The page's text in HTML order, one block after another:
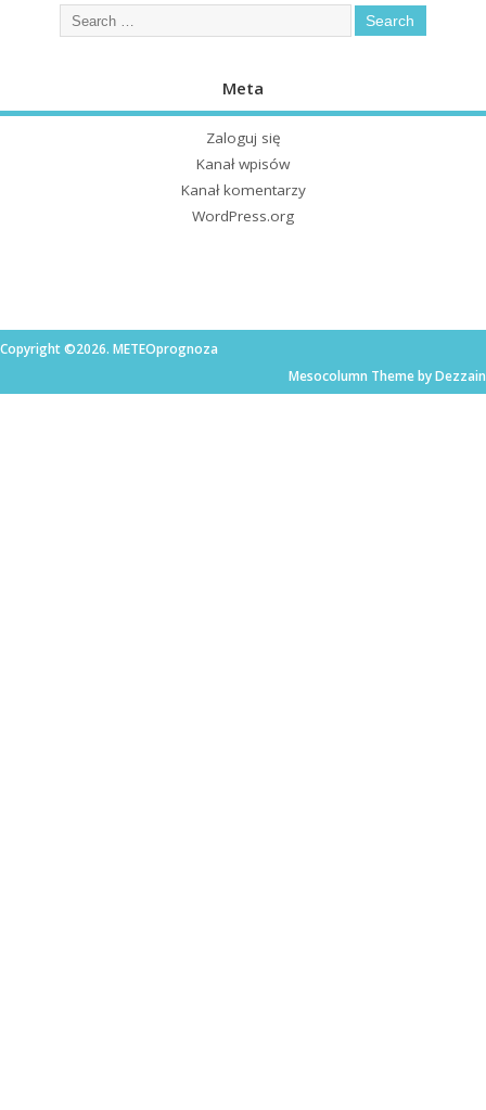
Meta
Zaloguj się
Kanał wpisów
Kanał komentarzy
WordPress.org
Copyright ©2026. METEOprognoza
Mesocolumn Theme by Dezzain